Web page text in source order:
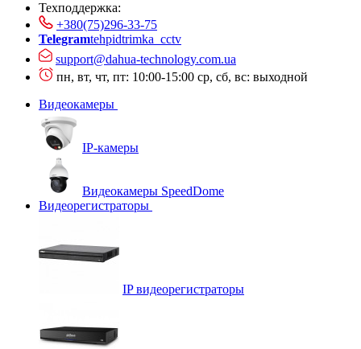
Техподдержка:
+380(75)296-33-75
Telegramtehpidtrimka_cctv
support@dahua-technology.com.ua
пн, вт, чт, пт: 10:00-15:00 ср, сб, вс: выходной
Видеокамеры
IP-камеры
Видеокамеры SpeedDome
Видеорегистраторы
IP видеорегистраторы